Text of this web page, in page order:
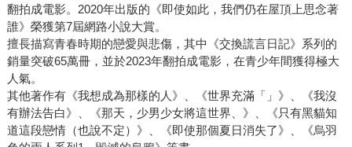
翻拍成電影。2020年出版的《即使如此，我們仍在屋頂上思念著
誰》榮獲第7屆網路小說大賞。
擅長描寫青春時期的戀愛與悲傷，其中《交換謊言日記》系列的
銷量突破65萬冊，並於2023年翻拍成電影，在青少年間獲得極大
人氣。
其他著作有《我想成為那樣的人》、《世界充滿「」》、《我沒
有辦法告白》、《那天，少男少女將這世界、》、《只有黑貓知
道這段戀情（也說不定）》、《即使那個夏日消失了》、《烏羽